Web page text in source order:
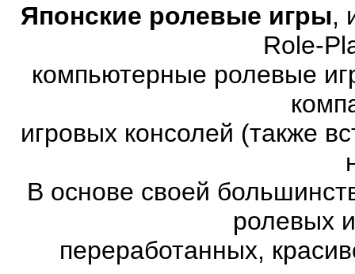
Японские ролевые игры,
Role-
компьютерные ролевые
игровых консолей (также
В основе своей
ролевых
переработанных,